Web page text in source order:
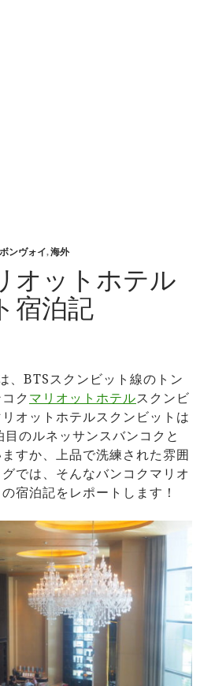
ンヴォイ,海外
オットホテル
宿泊記
、BTSスクンビット線のトン
ク マリオットホテルスクンビ
オットホテルスクンビットは
のルネッサンスバンコクと
すか、上品で洗練された雰囲
では、そんなバンコクマリオ
宿泊記をレポートします！